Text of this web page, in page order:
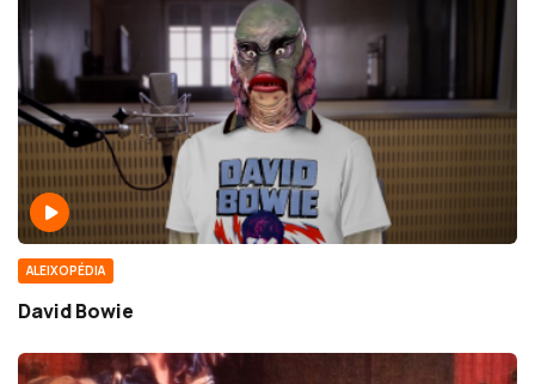
ALEIXOPÉDIA
David Bowie